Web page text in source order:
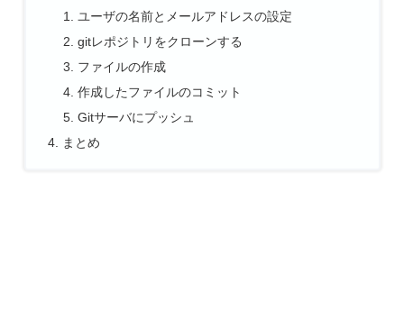
ユーザの名前とメールアドレスの設定
gitレポジトリをクローンする
ファイルの作成
作成したファイルのコミット
Gitサーバにプッシュ
まとめ